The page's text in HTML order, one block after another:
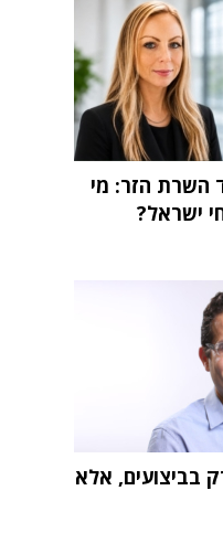
השרת הזר: מי
ישראל?
בביצועים, אלא